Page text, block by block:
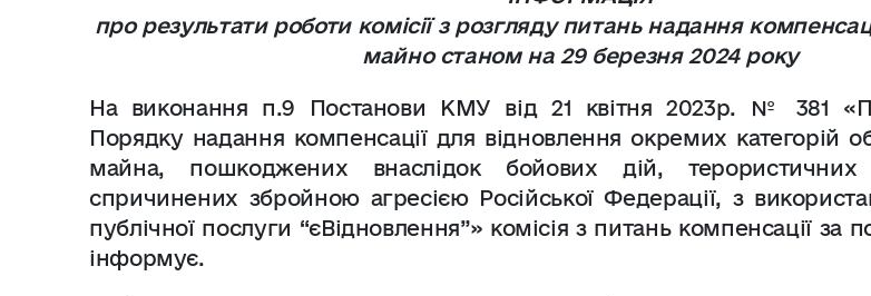
про результати роботи комісії з розгляду питань надання
майно станом на 29 березня 2024 року
На виконання п.9 Постанови КМУ від 21 квітня 2023р. № 381
Порядку надання компенсації для відновлення окремих категорій
майна, пошкоджених внаслідок бойових дій, терористичних
спричинених збройною агресією Російської Федерації, з
публічної послуги “єВідновлення”» комісія з питань компенсації
інформує.